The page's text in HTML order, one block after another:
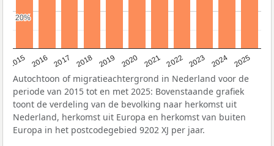
2015 2016 2017 2018 2019 2020 2021 2022 2023 2024 2025
20%
20%
Autochtoon of migratieachtergrond in Nederland voor de
periode van 2015 tot en met 2025: Bovenstaande grafiek
toont de verdeling van de bevolking naar herkomst uit
Nederland, herkomst uit Europa en herkomst van buiten
Europa in het postcodegebied 9202 XJ per jaar.